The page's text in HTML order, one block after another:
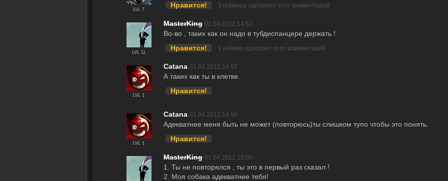
LVL 7
Нравится!
3 геймера одобряют этот комментарий
LVL 11
MasterKing 01.04.2012 14:52
Во-во , таких как он надо в тубдиспанцере держать !
Нравится!
1 геймер одобряет этот комментарий
LVL 1
Catana 01.04.2012 14:57
А таких как ты в клетке.
Нравится!
LVL 1
Catana 01.04.2012 14:56
Адекватнее меня быть не может (повторюсь)ты слишком тупо чтобы это понять.
Нравится!
MasterKing 01.04.2012 15:00
1. Ты не повторялся , ты это в первый раз сказал !
2. Моя собака адекватнее тебя!